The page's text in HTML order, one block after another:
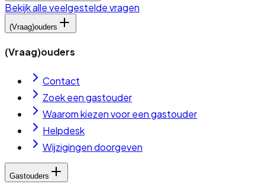
Bekijk alle veelgestelde vragen
(Vraag)ouders
(Vraag)ouders
Contact
Zoek een gastouder
Waarom kiezen voor een gastouder
Helpdesk
Wijzigingen doorgeven
Gastouders